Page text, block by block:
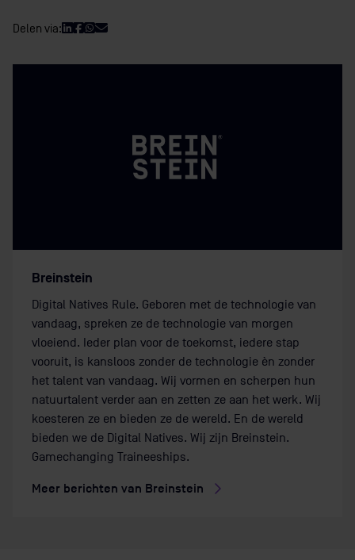
Delen via:
Breinstein
Digital Natives Rule. Geboren met de technologie van
vandaag, spreken ze de technologie van morgen
vloeiend. Ieder plan voor de toekomst, iedere stap
vooruit, is kansloos zonder de technologie èn zonder
het talent van vandaag. Wij vormen en scherpen hun
natuurtalent verder aan en zetten ze aan het werk. Wij
koesteren ze en bieden ze de wereld. En de wereld
bieden we de Digital Natives. Wij zijn Breinstein.
Gamechanging Traineeships.
Meer berichten van Breinstein